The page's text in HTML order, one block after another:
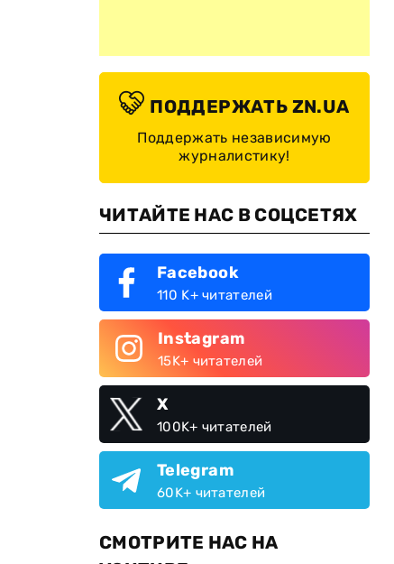
ПОДДЕРЖАТЬ ZN.UA
Поддержать независимую
журналистику!
ЧИТАЙТЕ НАС В СОЦСЕТЯХ
Facebook
110 K+ читателей
Instagram
15K+ читателей
X
100K+ читателей
Telegram
60K+ читателей
СМОТРИТЕ НАС НА